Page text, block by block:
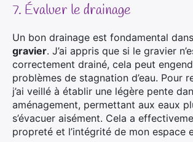
7. Évaluer le drainage
Un bon drainage est fondamental
gravier. J’ai appris que si le gravier
correctement drainé, cela peut
problèmes de stagnation d’eau. Pour
j’ai veillé à établir une légère pente
aménagement, permettant aux eaux
s’évacuer aisément. Cela a
propreté et l’intégrité de mon espace